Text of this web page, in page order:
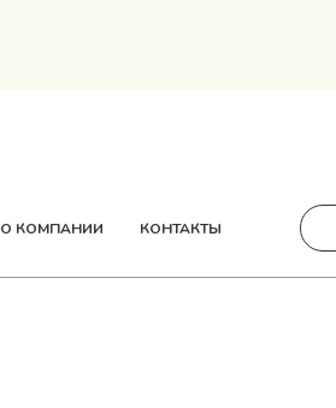
О КОМПАНИИ КОНТАКТЫ